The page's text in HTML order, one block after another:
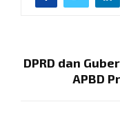
DPRD dan
APBD